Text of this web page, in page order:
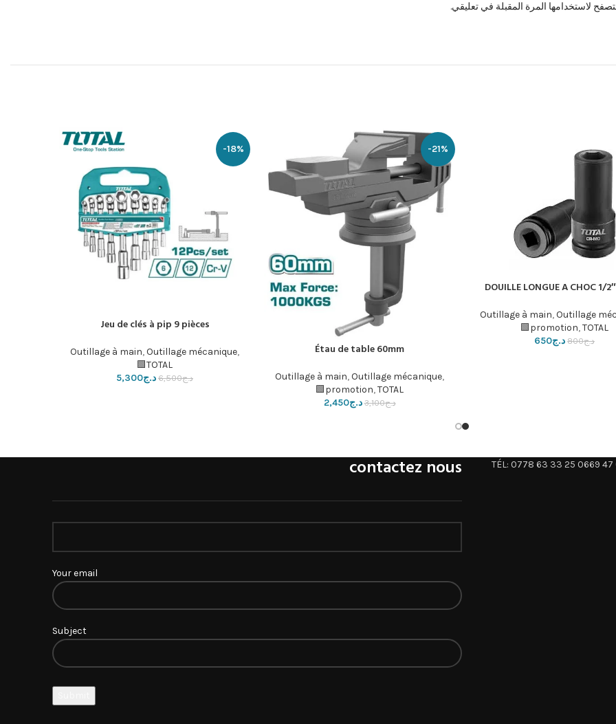
لاستخدامها المرة المقبلة في تعليقي.
DOUILLE LONGUE A CHOC 1/
Outillage à main,Outillage
promotion,TOTAL🟩
د.ج800 د.ج650
-21%
إضافة إلى السلةÉtau de table 60mm
Outillage à main,Outillage mécanique,
promotion,TOTAL🟩
د.ج3,100 د.ج2,450
-18%
إضافة إلى السلةJeu de clés à pip 9 pièces
Outillage à main,Outillage mécanique,
TOTAL🟩
د.ج6,500 د.ج5,300
TÉL: 0778 63 33 25 0669
contactez nous
Your email
Subject